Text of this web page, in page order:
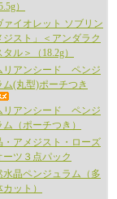
）
ァイオレット ソブリン
ジスト」＜アンダラク
タル＞（18.2g）
リアンシード ペンジ
ム(丸型)ポーチつき
リアンシード ペンジ
ム（ポーチつき）
・アメジスト・ローズ
ーツ３点パック
水晶ペンジュラム（多
ット）